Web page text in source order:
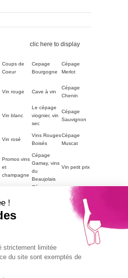
clic here to display
Coups de
Coeur
Cepage
Bourgogne
Cépage
Merlot
Vin rouge Cave à vin
Cépage
Chenin
Vin blanc
Le cépage
viognier, vin
sec
Cépage
Sauvignon
Vin rosé
Vins Rouges
Boisés
Cépage
Muscat
Promos vins
et
champagne
Cépage
Gamay, vins
du
Beaujolais
Vin petit prix
METS
Cépage
Champagne
petit prix
LE VIN PAR
Vin blanc
Vouvray
Chardonnay
!
strictement limitée
du site sont exemptés de